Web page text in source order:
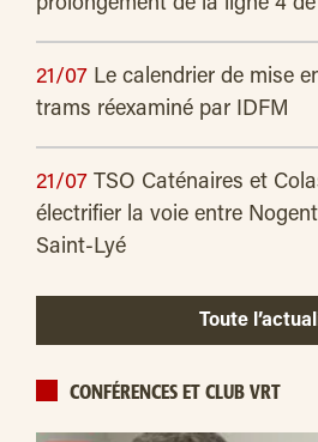
prolongement de la ligne 4
21/07 Le calendrier de mise
trams réexaminé par IDFM
21/07 TSO Caténaires et
électrifier la voie entre
Saint-Lyé
Toute
CONFÉRENCES ET CLUB VRT